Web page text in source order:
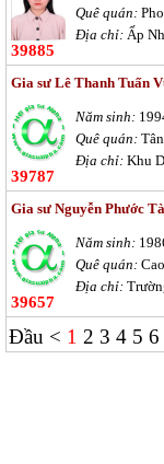
39885
Quê quán:
Địa chỉ: Ấp
Gia sư Lê Thanh Tuấn
39787
Năm sinh:
Quê quán:
Địa chỉ: Khu
Gia sư Nguyễn Phước
39657
Năm sinh:
Quê quán:
Địa chỉ:
Đầu < 1 2 3 4 5 6